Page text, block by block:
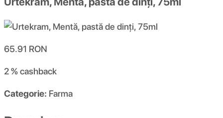
65.91 RON
2 %cashback
Categorie: Farma